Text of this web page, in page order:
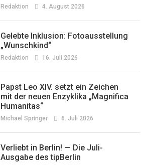
Redaktion 4. August 2026
Gelebte Inklusion: Fotoausstellung
„Wunschkind“
Redaktion 16. Juli 2026
Papst Leo XIV. setzt ein Zeichen
mit der neuen Enzyklika „Magnifica
Humanitas“
Michael Springer 6. Juli 2026
Verliebt in Berlin! — Die Juli-
Ausgabe des tipBerlin